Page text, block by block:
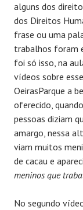
alguns dos
dos Direitos
frase ou uma
trabalhos foram
foi só isso, na
vídeos sobre
OeirasParque a
oferecido,
pessoas diziam
amargo, nessa
viam muitos
de cacau e
meninos que
No segundo